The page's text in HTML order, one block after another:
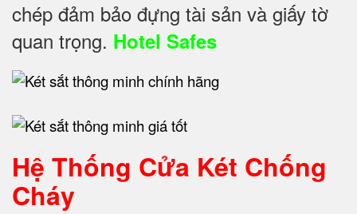
chép đảm bảo đựng tài sản và giấy tờ
quan trọng. Hotel Safes
Hệ Thống Cửa Két Chống
Cháy